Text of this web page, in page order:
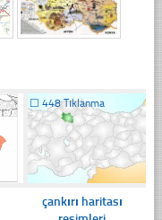
☐ 448 Tıklanma
çankırı haritası